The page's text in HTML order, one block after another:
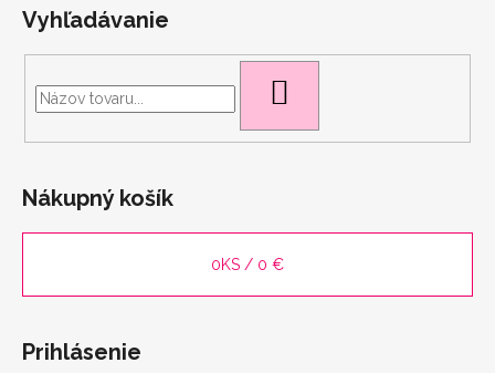
Vyhľadávanie
Nákupný košík
0KS / 0 €
Prihlásenie